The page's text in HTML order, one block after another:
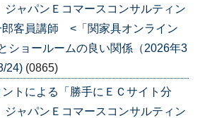
ャパンＥコマースコンサルティン
客員講師 <「関家具オンライン
ショールームの良い関係（2026年3
24) (0865)
ントによる「勝手にＥＣサイト分
ャパンＥコマースコンサルティン